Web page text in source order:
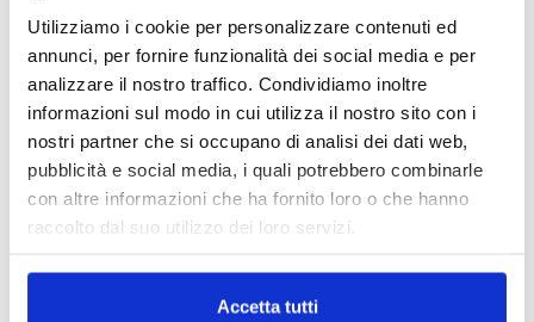
Utilizziamo i cookie per personalizzare contenuti ed
annunci, per fornire funzionalità dei social media e per
analizzare il nostro traffico. Condividiamo inoltre
informazioni sul modo in cui utilizza il nostro sito con i
nostri partner che si occupano di analisi dei dati web,
pubblicità e social media, i quali potrebbero combinarle
con altre informazioni che ha fornito loro o che hanno
raccolto dal suo utilizzo dei loro servizi.
Accetta tutti